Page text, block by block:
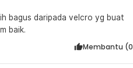
bagus daripada velcro yg buat
baik.
Membantu (0